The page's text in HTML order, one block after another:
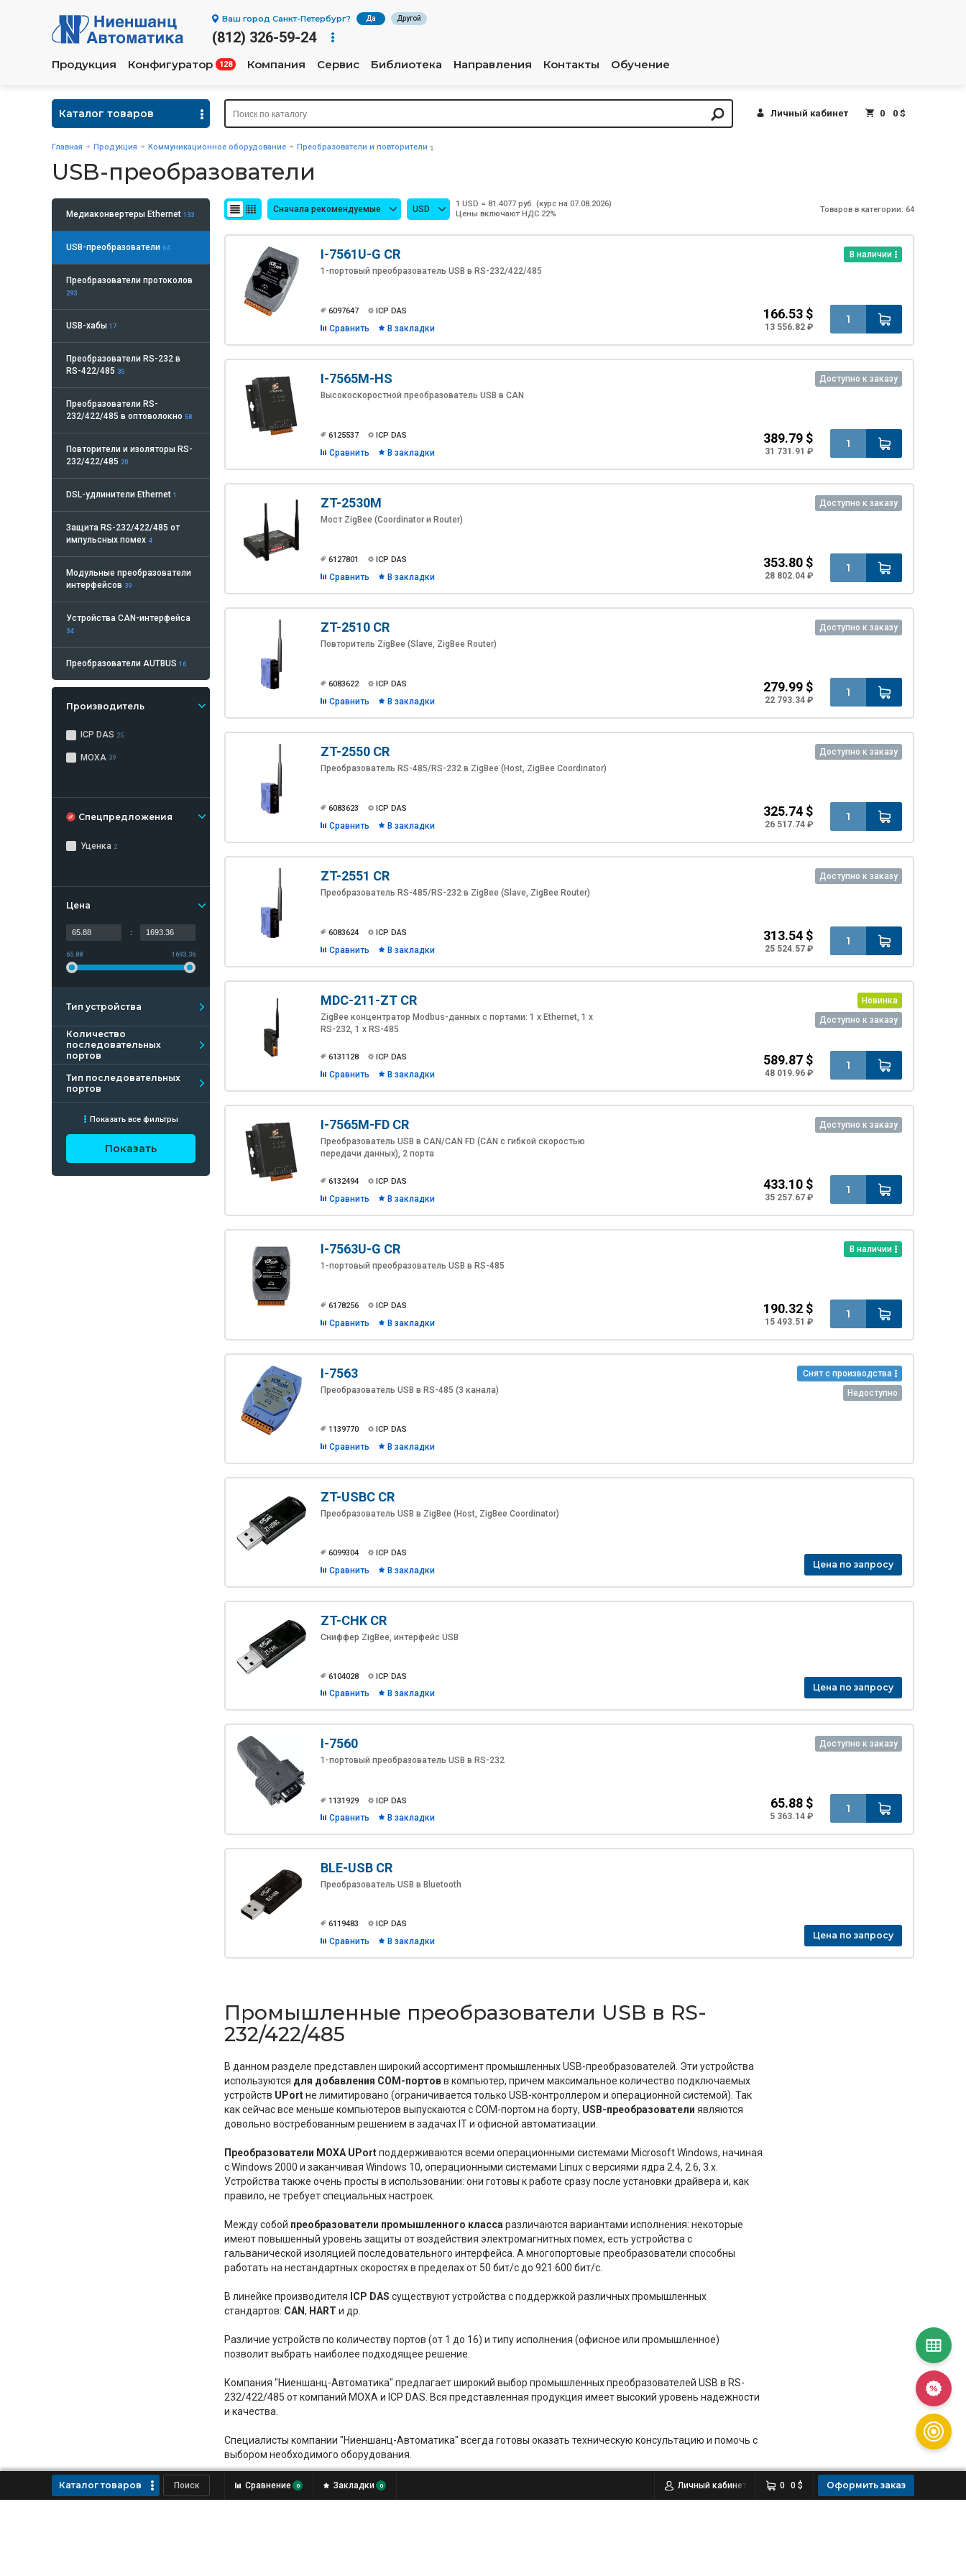
Ваш город Санкт-Петербург? Да Другой
(812) 326-59-24
Продукция Конфигуратор 128 Компания Сервис Библиотека Направления Контакты Обучение
Каталог товаров Личный кабинет 0 0 $
Главная Продукция Коммуникационное оборудование Преобразователи и повторители
USB-преобразователи
Медиаконвертеры Ethernet 133
USB-преобразователи 64
Преобразователи протоколов
293
USB-хабы 17
Преобразователи RS-232 в
RS-422/485 35
Преобразователи RS-
232/422/485 в оптоволокно 58
Повторители и изоляторы RS-
232/422/485 20
DSL-удлинители Ethernet 1
Защита RS-232/422/485 от
импульсных помех 4
Модульные преобразователи
интерфейсов 39
Устройства CAN-интерфейса
34
Преобразователи AUTBUS 16
Производитель
ICP DAS 25
MOXA 39
Спецпредложения
Уценка 2
Цена
:
65.88 1693.36
Тип устройства
Количество
последовательных
портов
Тип последовательных
портов
Показать все фильтры
Показать
Сначала рекомендуемые USD
1 USD = 81.4077 руб. (курс на 07.08.2026)
Цены включают НДС 22%
Товаров в категории: 64
В наличии
I-7561U-G CR
1-портовый преобразователь USB в RS-232/422/485
6097647 ICP DAS
Сравнить В закладки
166.53 $
13 556.82 ₽
Доступно к заказу
I-7565M-HS
Высокоскоростной преобразователь USB в CAN
6125537 ICP DAS
Сравнить В закладки
389.79 $
31 731.91 ₽
Доступно к заказу
ZT-2530M
Мост ZigBee (Coordinator и Router)
6127801 ICP DAS
Сравнить В закладки
353.80 $
28 802.04 ₽
Доступно к заказу
ZT-2510 CR
Повторитель ZigBee (Slave, ZigBee Router)
6083622 ICP DAS
Сравнить В закладки
279.99 $
22 793.34 ₽
Доступно к заказу
ZT-2550 CR
Преобразователь RS-485/RS-232 в ZigBee (Host, ZigBee Coordinator)
6083623 ICP DAS
Сравнить В закладки
325.74 $
26 517.74 ₽
Доступно к заказу
ZT-2551 CR
Преобразователь RS-485/RS-232 в ZigBee (Slave, ZigBee Router)
6083624 ICP DAS
Сравнить В закладки
313.54 $
25 524.57 ₽
Новинка
Доступно к заказу
MDC-211-ZT CR
ZigBee концентратор Modbus-данных с портами: 1 x Ethernet, 1 x
RS-232, 1 x RS-485
6131128 ICP DAS
Сравнить В закладки
589.87 $
48 019.96 ₽
Доступно к заказу
I-7565M-FD CR
Преобразователь USB в CAN/CAN FD (CAN с гибкой скоростью
передачи данных), 2 порта
6132494 ICP DAS
Сравнить В закладки
433.10 $
35 257.67 ₽
В наличии
I-7563U-G CR
1-портовый преобразователь USB в RS-485
6178256 ICP DAS
Сравнить В закладки
190.32 $
15 493.51 ₽
Снят с производства
Недоступно
I-7563
Преобразователь USB в RS-485 (3 канала)
1139770 ICP DAS
Сравнить В закладки
ZT-USBC CR
Преобразователь USB в ZigBee (Host, ZigBee Coordinator)
6099304 ICP DAS
Сравнить В закладки
Цена по запросу
ZT-CHK CR
Сниффер ZigBee, интерфейс USB
6104028 ICP DAS
Сравнить В закладки
Цена по запросу
Доступно к заказу
I-7560
1-портовый преобразователь USB в RS-232
1131929 ICP DAS
Сравнить В закладки
65.88 $
5 363.14 ₽
BLE-USB CR
Преобразователь USB в Bluetooth
6119483 ICP DAS
Сравнить В закладки
Цена по запросу
Промышленные преобразователи USB в RS-
232/422/485
В данном разделе представлен широкий ассортимент промышленных USB-преобразователей. Эти устройства
используются для добавления COM-портовв компьютер, причем максимальное количество подключаемых
устройств UPortне лимитировано (ограничивается только USB-контроллером и операционной системой). Так
как сейчас все меньше компьютеров выпускаются с COM-портом на борту, USB-преобразователи являются
довольно востребованным решением в задачах IT и офисной автоматизации.
Преобразователи MOXA UPortподдерживаются всеми операционными системами Microsoft Windows, начиная
с Windows 2000 и заканчивая Windows 10, операционными системами Linux с версиями ядра 2.4, 2.6, 3.x.
Устройства также очень просты в использовании: они готовы к работе сразу после установки драйвера и, как
правило, не требует специальных настроек.
Между собой преобразователи промышленного классаразличаются вариантами исполнения: некоторые
имеют повышенный уровень защиты от воздействия электромагнитных помех, есть устройства с
гальванической изоляцией последовательного интерфейса. А многопортовые преобразователи способны
работать на нестандартных скоростях в пределах от 50 бит/с до 921 600 бит/с.
В линейке производителя ICP DAS существуют устройства с поддержкой различных промышленных
стандартов: CAN, HART и др.
Различие устройств по количеству портов (от 1 до 16) и типу исполнения (офисное или промышленное)
позволит выбрать наиболее подходящее решение.
Компания "Ниеншанц-Автоматика" предлагает широкий выбор промышленных преобразователей USB в RS-
232/422/485 от компаний MOXA и ICP DAS. Вся представленная продукция имеет высокий уровень надежности
и качества.
Специалисты компании "Ниеншанц-Автоматика" всегда готовы оказать техническую консультацию и помочь с
выбором необходимого оборудования.
Каталог товаров Сравнение 0 Закладки 0 Оформить заказ
0 0 $
Личный кабинет